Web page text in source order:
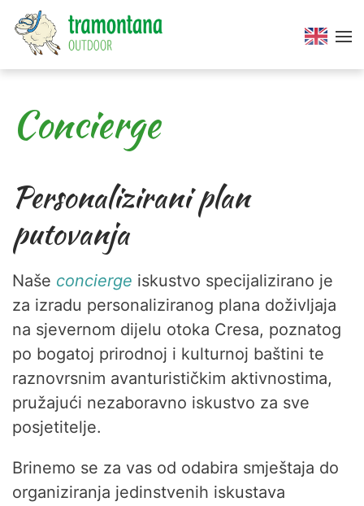
Concierge
Personalizirani plan
putovanja
Naše concierge iskustvo specijalizirano je
za izradu personaliziranog plana doživljaja
na sjevernom dijelu otoka Cresa, poznatog
po bogatoj prirodnoj i kulturnoj baštini te
raznovrsnim avanturističkim aktivnostima,
pružajući nezaboravno iskustvo za sve
posjetitelje.
Brinemo se za vas od odabira smještaja do
organiziranja jedinstvenih iskustava